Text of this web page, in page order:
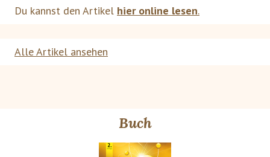
Du kannst den Artikel hier online lesen.
Alle Artikel ansehen
Buch